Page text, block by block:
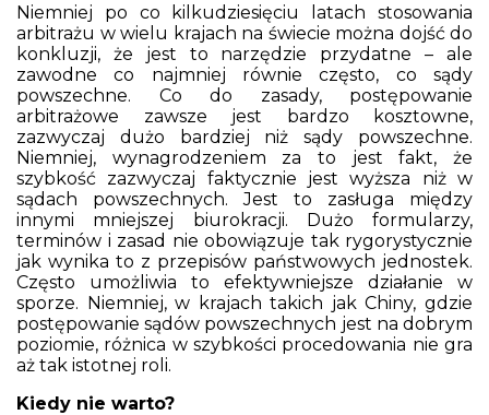
Niemniej po co kilkudziesięciu latach stosowania
arbitrażu w wielu krajach na świecie można dojść do
konkluzji, że jest to narzędzie przydatne – ale
zawodne co najmniej równie często, co sądy
powszechne. Co do zasady, postępowanie
arbitrażowe zawsze jest bardzo kosztowne,
zazwyczaj dużo bardziej niż sądy powszechne.
Niemniej, wynagrodzeniem za to jest fakt, że
szybkość zazwyczaj faktycznie jest wyższa niż w
sądach powszechnych. Jest to zasługa między
innymi mniejszej biurokracji. Dużo formularzy,
terminów i zasad nie obowiązuje tak rygorystycznie
jak wynika to z przepisów państwowych jednostek.
Często umożliwia to efektywniejsze działanie w
sporze. Niemniej, w krajach takich jak Chiny, gdzie
postępowanie sądów powszechnych jest na dobrym
poziomie, różnica w szybkości procedowania nie gra
aż tak istotnej roli.
Kiedy nie warto?